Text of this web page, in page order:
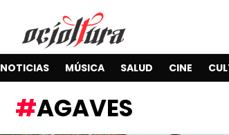
NOTICIAS MÚSICA SALUD CINE
AGAVES